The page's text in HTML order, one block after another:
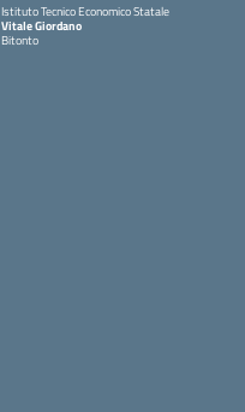
Istituto Tecnico Economico Statale
Vitale Giordano
Bitonto